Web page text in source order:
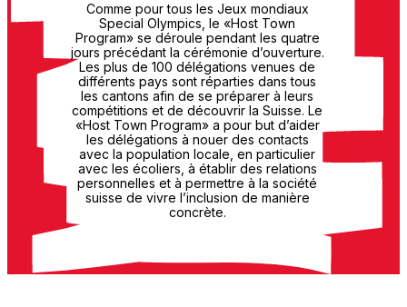
Comme pour tous les Jeux mondiaux
Special Olympics, le «Host Town
Program» se déroule pendant les quatre
jours précédant la cérémonie d’ouverture.
Les plus de 100 délégations venues de
différents pays sont réparties dans tous
les cantons afin de se préparer à leurs
compétitions et de découvrir la Suisse. Le
«Host Town Program» a pour but d’aider
les délégations à nouer des contacts
avec la population locale, en particulier
avec les écoliers, à établir des relations
personnelles et à permettre à la société
suisse de vivre l’inclusion de manière
concrète.